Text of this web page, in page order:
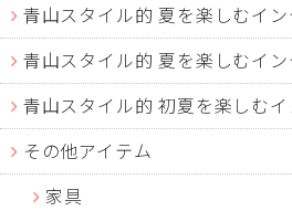
青山スタイル的 夏を楽しむイ
青山スタイル的 夏を楽しむイ
青山スタイル的 初夏を楽しむ
その他アイテム
家具